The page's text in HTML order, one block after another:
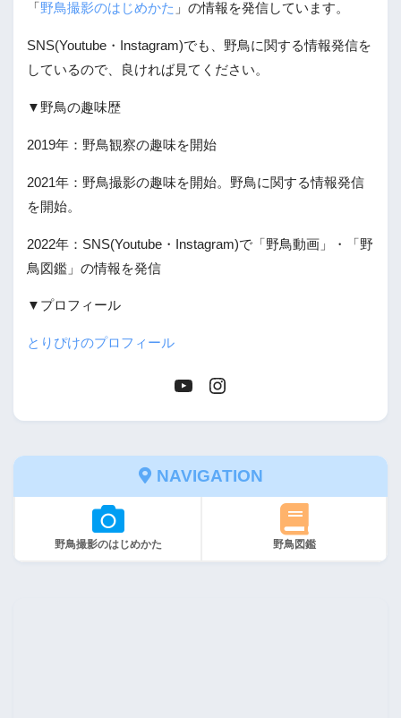
「 野鳥撮影のはじめかた 」の情報を発信しています。
SNS(Youtube・Instagram)でも、野鳥に関する情報発信を
しているので、良ければ見てください。
▼野鳥の趣味歴
2019年：野鳥観察の趣味を開始
2021年：野鳥撮影の趣味を開始。野鳥に関する情報発信
を開始。
2022年：SNS(Youtube・Instagram)で「野鳥動画」・「野
鳥図鑑」の情報を発信
▼プロフィール
とりぴけのプロフィール
NAVIGATION
野鳥撮影のはじめかた 野鳥図鑑